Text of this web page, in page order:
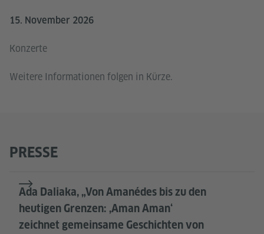
15. November 2026
Konzerte
Weitere Informationen folgen in Kürze.
PRESSE
Ada Daliaka, „Von Amanédes bis zu den
heutigen Grenzen: ‚Aman Aman‘
zeichnet gemeinsame Geschichten von